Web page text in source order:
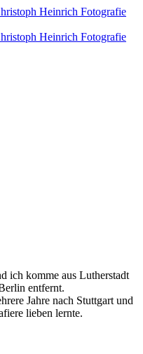
ich komme aus Lutherstadt
entfernt.
Jahre nach Stuttgart und
lieben lernte.